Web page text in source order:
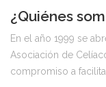
¿Quiénes
En el año 1999 se
Asociación de
compromiso a